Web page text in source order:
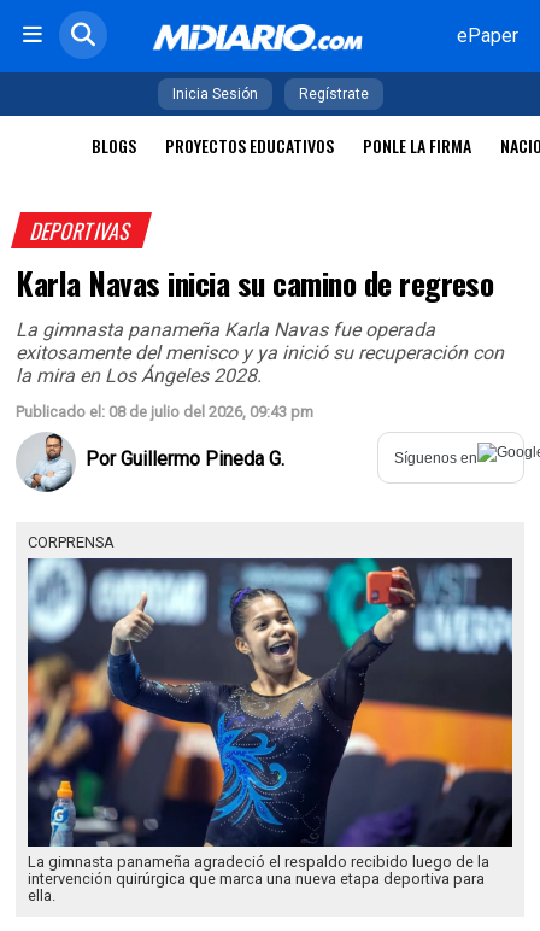
ePaper
Inicia Sesión Regístrate
BLOGS PROYECTOS EDUCATIVOS PONLE LA FIRMA
DEPORTIVAS
Karla Navas inicia su camino de regreso
La gimnasta panameña Karla Navas fue operada
exitosamente del menisco y ya inició su recuperación con
la mira en Los Ángeles 2028.
Publicado el: 08 de julio del 2026, 09:43 pm
PorGuillermo Pineda G. Síguenos en
CORPRENSA
La gimnasta panameña agradeció el respaldo recibido luego de la
intervención quirúrgica que marca una nueva etapa deportiva para
ella.